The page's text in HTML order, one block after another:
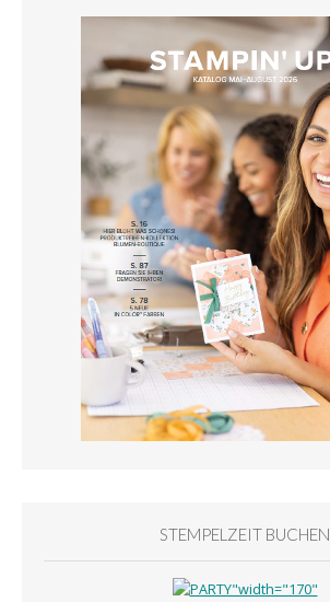
STEMPELZEIT BUCHEN